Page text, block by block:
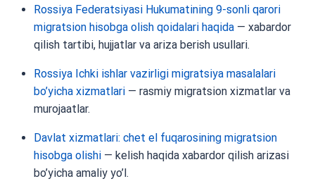
Rossiya Federatsiyasi Hukumatining 9-sonli qarori
migratsion hisobga olish qoidalari haqida — xabardor
qilish tartibi, hujjatlar va ariza berish usullari.
Rossiya Ichki ishlar vazirligi migratsiya masalalari
bo’yicha xizmatlari — rasmiy migratsion xizmatlar va
murojaatlar.
Davlat xizmatlari: chet el fuqarosining migratsion
hisobga olishi — kelish haqida xabardor qilish arizasi
bo’yicha amaliy yo’l.